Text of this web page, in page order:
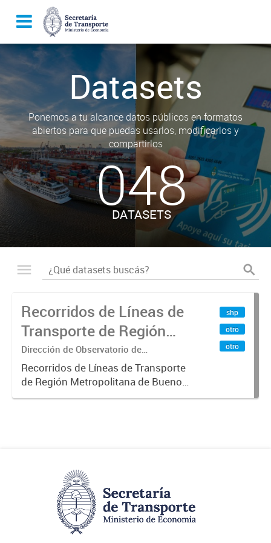
Datasets
Ponemos a tu alcance datos públicos en formatos
abiertos para que puedas usarlos, modificarlos y
compartirlos
048
DATASETS
Recorridos de Líneas de
Transporte de Región
Metropolitana de
Buenos Aires (RMBA)
Dirección de Observatorio de
Transporte, Estudio y Sistemas
Recorridos de Líneas de Transporte
de Región Metropolitana de Buenos
Aires (RMBA).-
shp
otro
otro